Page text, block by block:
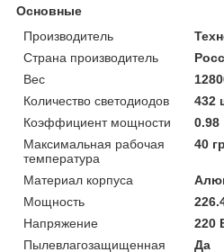
Основные
Производитель
Страна производитель
Вес
Количество светодиодов
432
Коэффициент мощности
0.98
Максимальная рабочая
температура
40
Материал корпуса
Мощность
Напряжение
220
Пылевлагозащищенная
Да